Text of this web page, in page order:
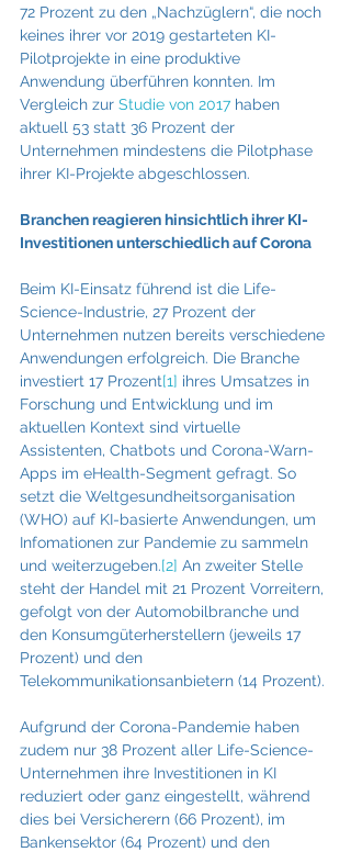
72 Prozent zu den „Nachzüglern“, die noch
keines ihrer vor 2019 gestarteten KI-
Pilotprojekte in eine produktive
Anwendung überführen konnten. Im
Vergleich zur Studie von 2017 haben
aktuell 53 statt 36 Prozent der
Unternehmen mindestens die Pilotphase
ihrer KI-Projekte abgeschlossen.
Branchen reagieren hinsichtlich ihrer KI-
Investitionen unterschiedlich auf Corona
Beim KI-Einsatz führend ist die Life-
Science-Industrie, 27 Prozent der
Unternehmen nutzen bereits verschiedene
Anwendungen erfolgreich. Die Branche
investiert 17 Prozent[1] ihres Umsatzes in
Forschung und Entwicklung und im
aktuellen Kontext sind virtuelle
Assistenten, Chatbots und Corona-Warn-
Apps im eHealth-Segment gefragt. So
setzt die Weltgesundheitsorganisation
(WHO) auf KI-basierte Anwendungen, um
Infomationen zur Pandemie zu sammeln
und weiterzugeben.[2] An zweiter Stelle
steht der Handel mit 21 Prozent Vorreitern,
gefolgt von der Automobilbranche und
den Konsumgüterherstellern (jeweils 17
Prozent) und den
Telekommunikationsanbietern (14 Prozent).
Aufgrund der Corona-Pandemie haben
zudem nur 38 Prozent aller Life-Science-
Unternehmen ihre Investitionen in KI
reduziert oder ganz eingestellt, während
dies bei Versicherern (66 Prozent), im
Bankensektor (64 Prozent) und den